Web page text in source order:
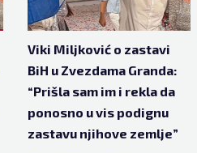
Viki Miljković o zastavi
BiH u Zvezdama Granda:
“Prišla sam im i rekla da
ponosno u vis podignu
zastavu njihove zemlje”